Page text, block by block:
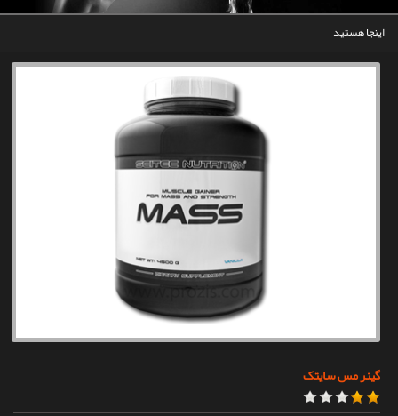
اینجا هستید
گینر مس سایتک